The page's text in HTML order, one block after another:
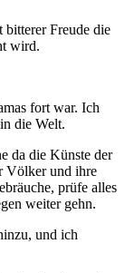
bitterer Freude die
wird.
fort war. Ich
die Welt.
da die Künste der
Völker und ihre
prüfe alles
weiter gehn.
und ich